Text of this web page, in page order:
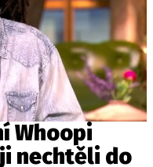
Whoopi
nechtěli do